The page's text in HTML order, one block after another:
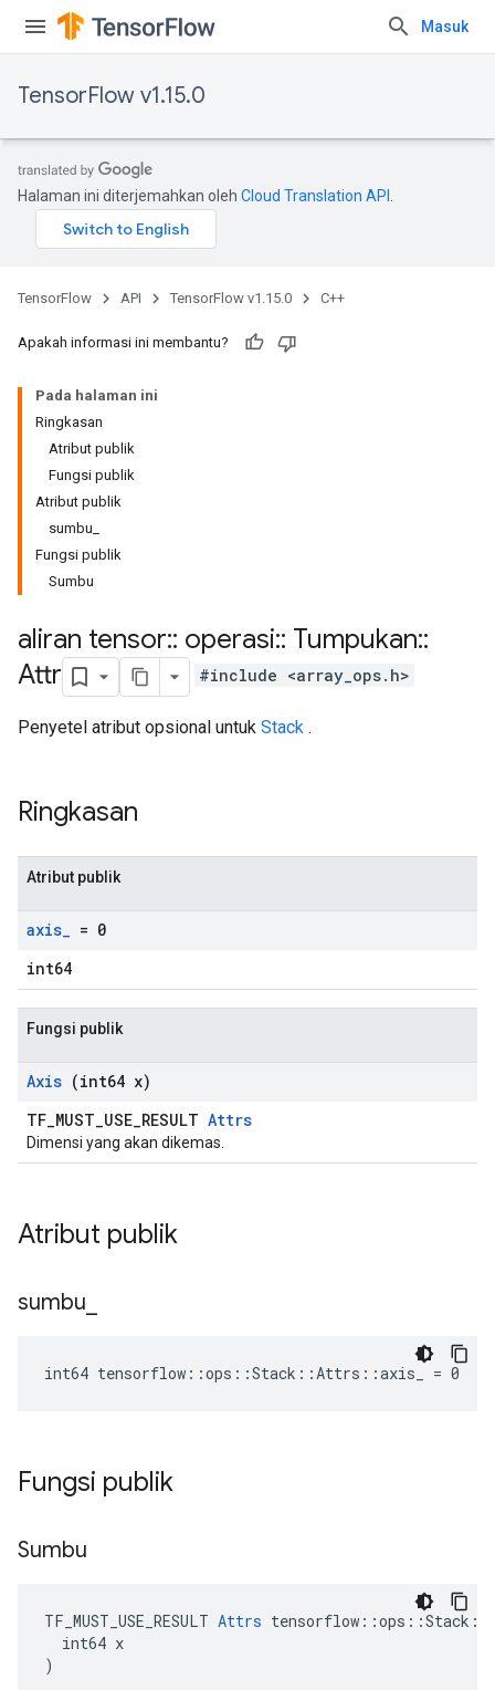
Masuk
TensorFlow v1.15.0
Halaman ini diterjemahkan oleh Cloud Translation API
TensorFlow API TensorFlow v1.15.0 C++
Apakah informasi ini membantu?
Pada halaman ini
Ringkasan
Atribut publik
Fungsi publik
Atribut publik
sumbu_
Fungsi publik
Sumbu
aliran tensor:: operasi:: Tumpukan::
Attr
#include <array_ops.h>
Penyetel atribut opsional untuk Stack .
Ringkasan
Atribut publik
axis_ = 0
int64
Fungsi publik
Axis (int64 x)
TF_MUST_USE_RESULT Attrs
Dimensi yang akan dikemas.
Atribut publik
sumbu
int64 tensorflow::ops::Stack::Attrs::axis_ = 0
Fungsi publik
Sumbu
TF_MUST_USE_RESULT Attrs
  int64 x
)